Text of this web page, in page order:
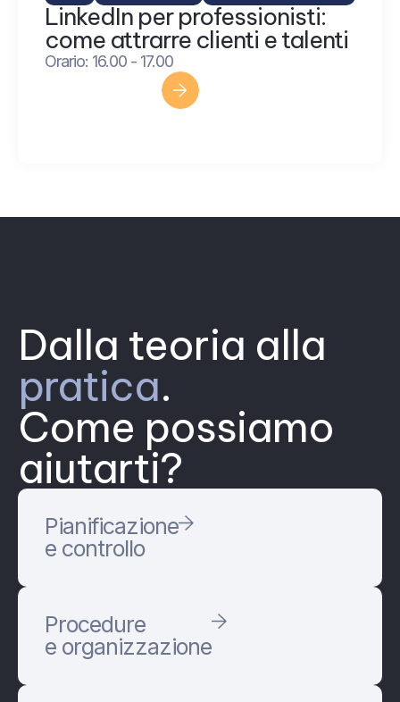
LinkedIn per professionisti:
come attrarre clienti e talenti
Orario: 16.00 - 17.00
Dalla teoria alla
pratica.
Come possiamo
aiutarti?
Pianificazione
e controllo
Procedure
e organizzazione